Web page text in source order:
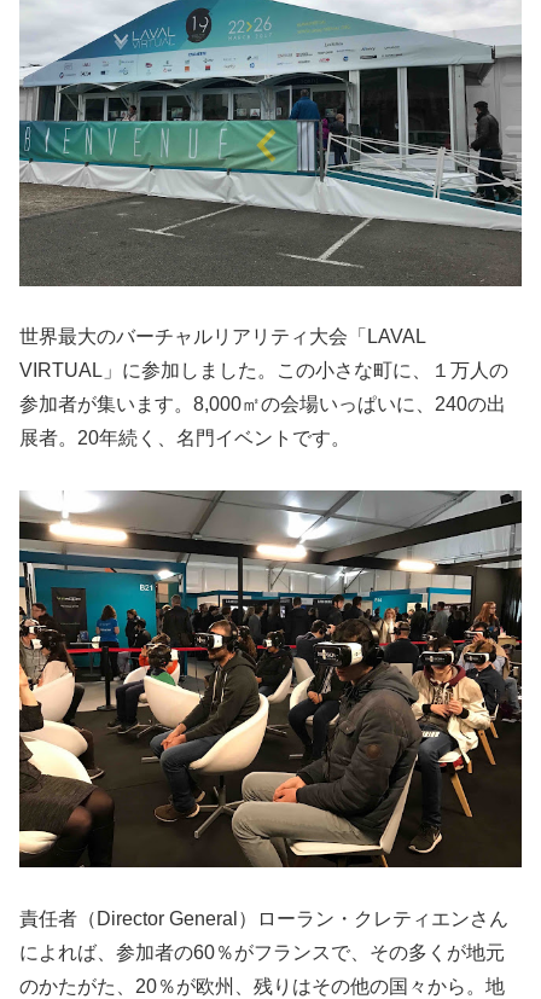
世界最大のバーチャルリアリティ大会「LAVAL
VIRTUAL」に参加しました。この小さな町に、１万人の
参加者が集います。8,000㎡の会場いっぱいに、240の出
展者。20年続く、名門イベントです。
責任者（Director General）ローラン・クレティエンさん
によれば、参加者の60％がフランスで、その多くが地元
のかたがた、20％が欧州、残りはその他の国々から。地